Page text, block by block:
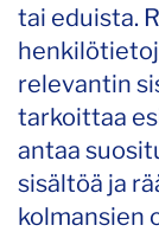
tai eduista.
relevantin
tarkoittaa
antaa
sisältöä ja
kolmansien